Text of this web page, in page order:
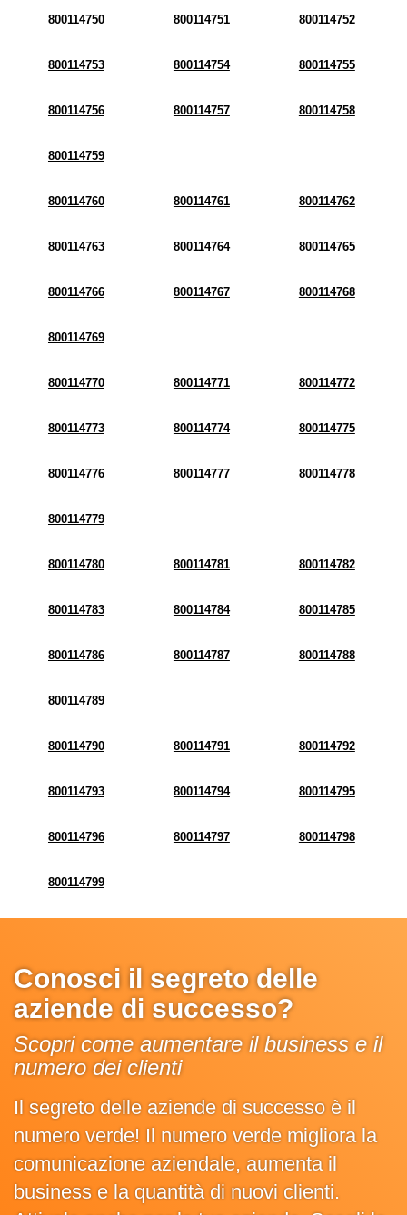
800114750 800114751 800114752
800114753 800114754 800114755
800114756 800114757 800114758
800114759
800114760 800114761 800114762
800114763 800114764 800114765
800114766 800114767 800114768
800114769
800114770 800114771 800114772
800114773 800114774 800114775
800114776 800114777 800114778
800114779
800114780 800114781 800114782
800114783 800114784 800114785
800114786 800114787 800114788
800114789
800114790 800114791 800114792
800114793 800114794 800114795
800114796 800114797 800114798
800114799
Conosci il segreto delle
aziende di successo?
Scopri come aumentare il business e il
numero dei clienti
Il segreto delle aziende di successo è il
numero verde! Il numero verde migliora la
comunicazione aziendale, aumenta il
business e la quantità di nuovi clienti.